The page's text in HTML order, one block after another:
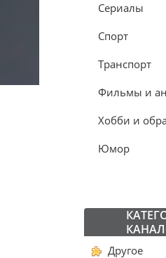
Сериалы
Спорт
Транспорт
Фильмы и
Хобби и
Юмор
Другое